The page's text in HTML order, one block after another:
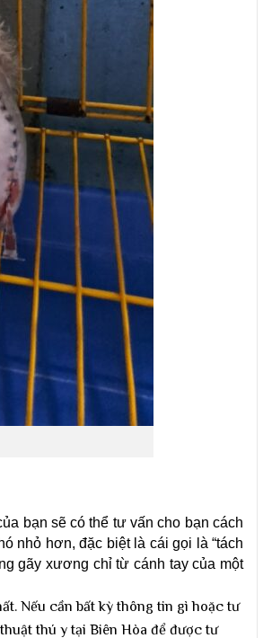
bạn sẽ có thể tư vấn cho bạn cách
nhỏ hơn, đặc biệt là cái gọi là “tách
gãy xương chỉ từ cánh tay của một
Nếu cần bất kỳ thông tin gì hoặc tư
thú ytại Biên Hòa để được tư